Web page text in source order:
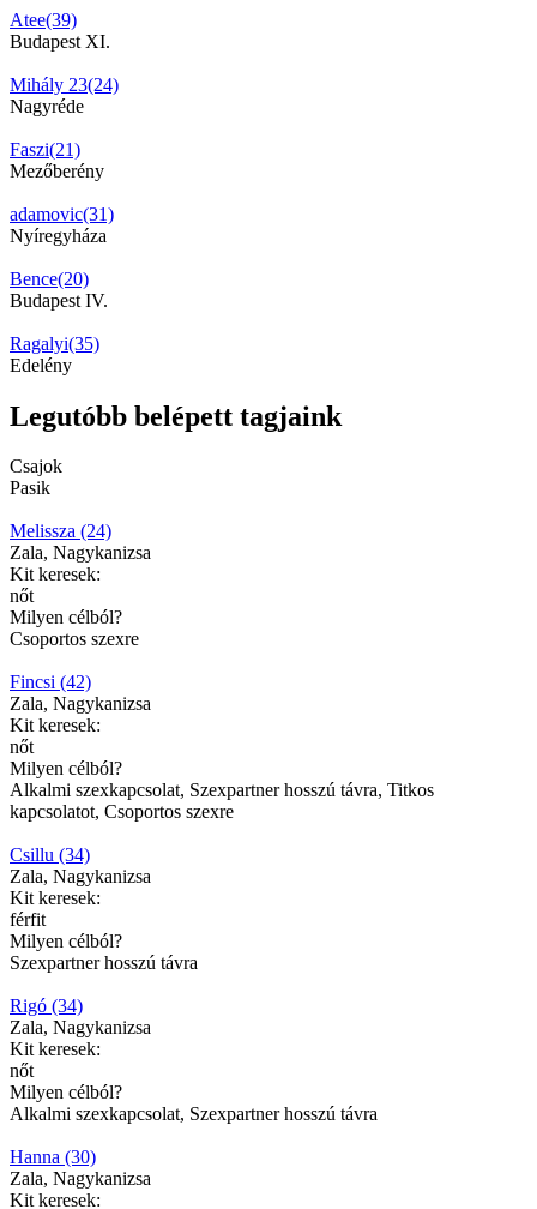
Atee(39)
Budapest XI.
Mihály 23(24)
Nagyréde
Faszi(21)
Mezőberény
adamovic(31)
Nyíregyháza
Bence(20)
Budapest IV.
Ragalyi(35)
Edelény
Legutóbb belépett tagjaink
Csajok
Pasik
Melissza (24)
Zala, Nagykanizsa
Kit keresek:
nőt
Milyen célból?
Csoportos szexre
Fincsi (42)
Zala, Nagykanizsa
Kit keresek:
nőt
Milyen célból?
Alkalmi szexkapcsolat, Szexpartner hosszú távra, Titkos
kapcsolatot, Csoportos szexre
Csillu (34)
Zala, Nagykanizsa
Kit keresek:
férfit
Milyen célból?
Szexpartner hosszú távra
Rigó (34)
Zala, Nagykanizsa
Kit keresek:
nőt
Milyen célból?
Alkalmi szexkapcsolat, Szexpartner hosszú távra
Hanna (30)
Zala, Nagykanizsa
Kit keresek: